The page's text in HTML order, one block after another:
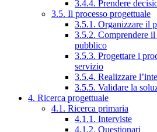
3.4.4. Prendere
3.5. Il processo progettuale
3.5.1. Organizzare il
3.5.2. Comprendere
pubblico
3.5.3. Progettare i
servizio
3.5.4. Realizzare
3.5.5. Validare la
4. Ricerca progettuale
4.1. Ricerca primaria
4.1.1. Interviste
4.1.2. Questionari